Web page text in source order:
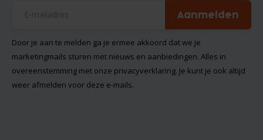
Aanmelden
Door je aan te melden ga je ermee akkoord dat we je
marketingmails sturen met nieuws en aanbiedingen. Alles in
overeenstemming met onze privacyverklaring. Je kunt je ook altijd
weer afmelden voor deze e-mails.